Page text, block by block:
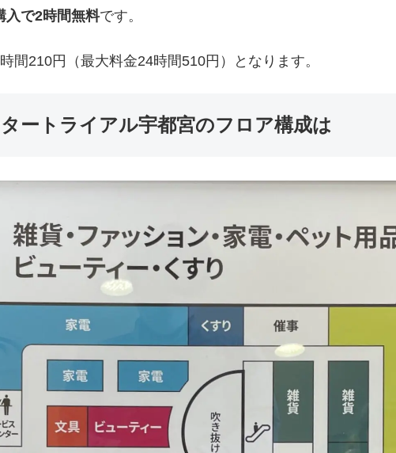
入で2時間無料です。
間210円（最大料金24時間510円）となります。
ートライアル宇都宮のフロア構成は